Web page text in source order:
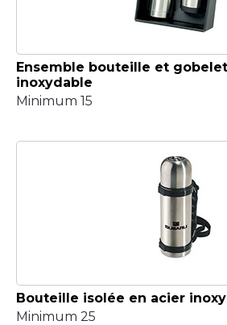
Ensemble bouteille et
inoxydable
Minimum 15
Bouteille isolée en acier
Minimum 25